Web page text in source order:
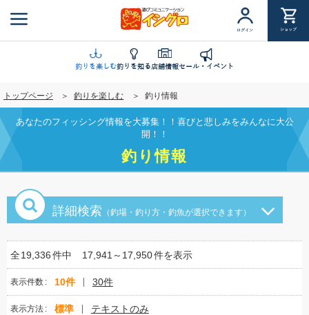
ン
に
移
動
ログイン ショップ
釣りを楽しむ釣りを知る店舗情報セール・イベント
トップページ 釣りを楽しむ 釣り情報
あなたのフィッシング情報を大募集！！喜びと悲しみをみんなに大公
開！！
釣り情報
詳細検索 （釣場・釣り方・釣魚が選択できます）
全19,336件中 17,941～17,950件を表示
表示件数 10件 30件
表示方法 標準 テキストのみ